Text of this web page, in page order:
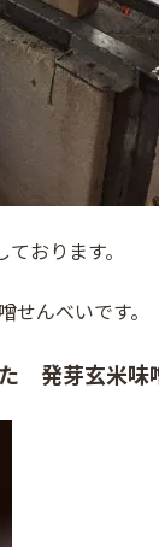
おります。
んべいです。
発芽玄米味